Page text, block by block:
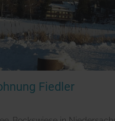
Fiedler